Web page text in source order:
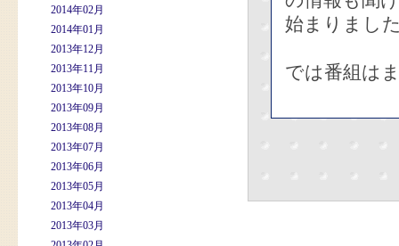
2014年02月
2014年01月
2013年12月
2013年11月
2013年10月
2013年09月
2013年08月
2013年07月
2013年06月
2013年05月
2013年04月
2013年03月
始まりまし
では番組は